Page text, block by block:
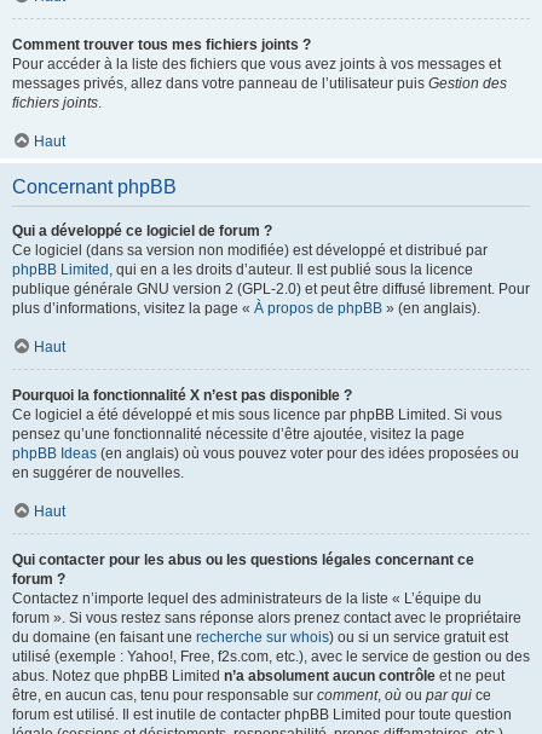
Comment trouver tous mes fichiers joints ?
Pour accéder à la liste des fichiers que vous avez joints à vos messages et
messages privés, allez dans votre panneau de l’utilisateur puis Gestion des
fichiers joints.
Haut
Concernant phpBB
Qui a développé ce logiciel de forum ?
Ce logiciel (dans sa version non modifiée) est développé et distribué par
phpBB Limited , qui en a les droits d’auteur. Il est publié sous la licence
publique générale GNU version 2 (GPL-2.0) et peut être diffusé librement. Pour
plus d’informations, visitez la page « À propos de phpBB » (en anglais).
Haut
Pourquoi la fonctionnalité X n’est pas disponible ?
Ce logiciel a été développé et mis sous licence par phpBB Limited. Si vous
pensez qu’une fonctionnalité nécessite d’être ajoutée, visitez la page
phpBB Ideas (en anglais) où vous pouvez voter pour des idées proposées ou
en suggérer de nouvelles.
Haut
Qui contacter pour les abus ou les questions légales concernant ce
forum ?
Contactez n’importe lequel des administrateurs de la liste « L’équipe du
forum ». Si vous restez sans réponse alors prenez contact avec le propriétaire
du domaine (en faisant une recherche sur whois) ou si un service gratuit est
utilisé (exemple : Yahoo!, Free, f2s.com, etc.), avec le service de gestion ou des
abus. Notez que phpBB Limited n’a absolument aucun contrôle et ne peut
être, en aucun cas, tenu pour responsable sur comment, où ou par qui ce
forum est utilisé. Il est inutile de contacter phpBB Limited pour toute question